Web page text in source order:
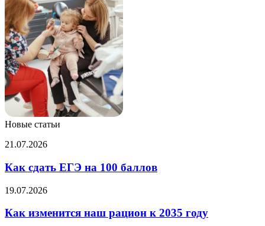
Новые статьи
Как
ЕГЭ
на
100
баллов
21.07.2026
Как сдать ЕГЭ на 100 баллов
Как
наш
19.07.2026
Как изменится наш рацион к 2035 году